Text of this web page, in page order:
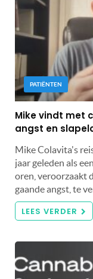
PATIËNTEN
Mike vindt met
angst en
Mike Colavita's
jaar geleden als
oren, veroorzaakt
gaande angst, te
LEES VERDER